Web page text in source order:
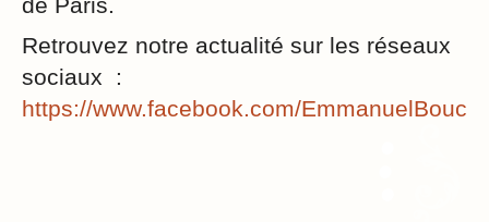
de Paris.
Retrouvez notre actualité sur les réseaux
sociaux :
https://www.facebook.com/